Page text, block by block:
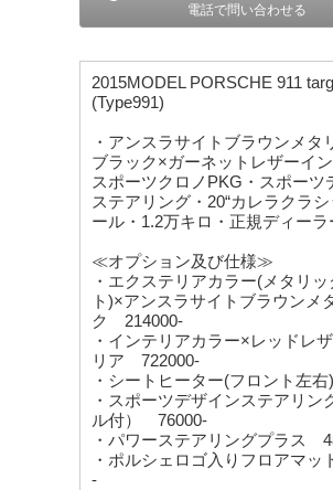
電話で問い合わせる
2015MODEL PORSCHE 911
(Type991)
・アンスラサイトブラウンメタ
ブラック×ガーネットレザーイン
スポーツクロノPKG・スポーツ
ステアリング・20“カレラクラ
ール・1.2万キロ・正規ディーラ
≪オプション及び仕様≫
・エクステリアカラー(メタリ
ト)×アンスラサイトブラウンメ
ク 214000-
・インテリアカラー×レッドレ
リア 722000-
・シートヒーター(フロント左
・スポーツデザインステアリン
ル付） 76000-
・パワーステアリングプラス
・ポルシェロゴ入りフロアマ
-